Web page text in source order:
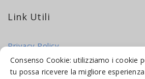
Consenso Cookie: utilizziamo i cookie
tu possa ricevere la migliore
Link Utili
Privacy Policy
Cookie Policy